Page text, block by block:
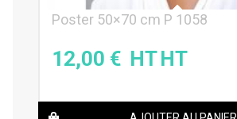
Poster 50×70 cm P 1058
12,00 €